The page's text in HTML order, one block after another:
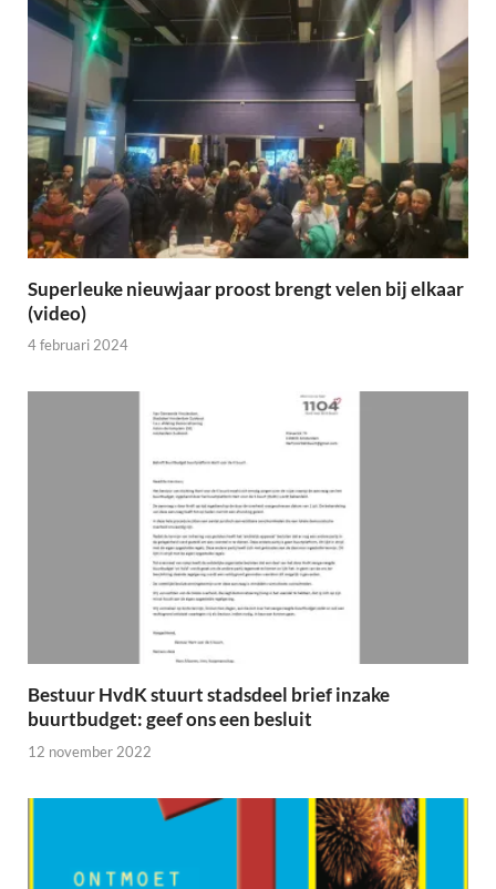
Superleuke nieuwjaar proost brengt velen bij elkaar
(video)
4 februari 2024
Bestuur HvdK stuurt stadsdeel brief inzake
buurtbudget: geef ons een besluit
12 november 2022